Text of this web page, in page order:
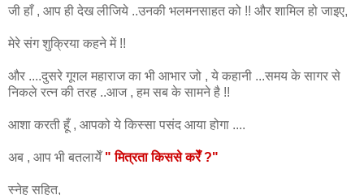
जी हाँ , आप ही देख लीजिये ..उनकी भलमनसाहत को !! और शामिल हो जाइए,
मेरे संग शुक्रिया कहने में !!
और ....दुसरे गूगल महाराज का भी आभार जो , ये कहानी ...समय के सागर से
निकले रत्न की तरह ..आज , हम सब के सामने है !!
आशा करती हूँ , आपको ये किस्सा पसंद आया होगा ....
अब , आप भी बतलायेँ " मित्रता किससे करेँ ?"
स्नेह सहित,